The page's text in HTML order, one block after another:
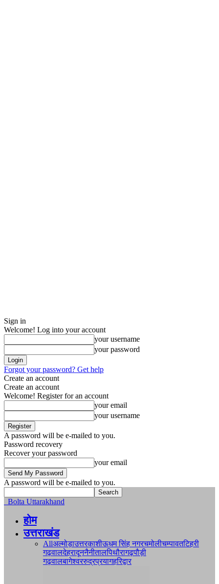
Sign in
Welcome! Log into your account
your username
your password
Forgot your password? Get help
Create an account
Create an account
Welcome! Register for an account
your email
your username
A password will be e-mailed to you.
Password recovery
Recover your password
your email
A password will be e-mailed to you.
Bolta Uttarakhand
होम
उत्तराखंड
Allअल्मोड़ाउत्तरकाशीऊधम सिंह नगरचमोलीचम्पावतटिहरी
गढ़वालदेहरादूननैनीतालपिथौरागढ़पौड़ी
गढ़वालबागेश्वररुद्रप्रयागहरिद्वार